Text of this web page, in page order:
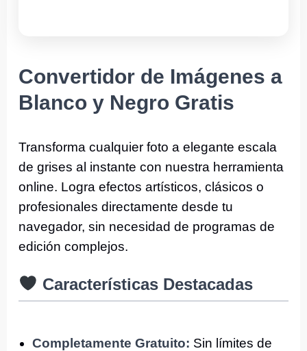
Convertidor de Imágenes a
Blanco y Negro Gratis
Transforma cualquier foto a elegante escala
de grises al instante con nuestra herramienta
online. Logra efectos artísticos, clásicos o
profesionales directamente desde tu
navegador, sin necesidad de programas de
edición complejos.
Características Destacadas
Completamente Gratuito: Sin límites de